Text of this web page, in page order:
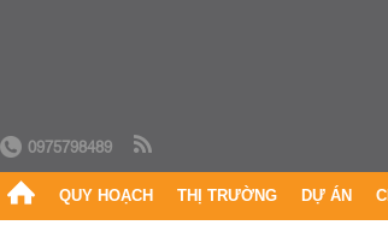
0975798489
QUY HOẠCH THỊ TRƯỜNG DỰ ÁN